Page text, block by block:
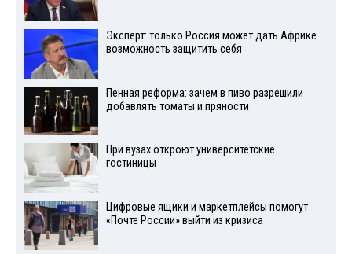
Эксперт: только Россия может дать Африке
возможность защитить себя
Пенная реформа: зачем в пиво разрешили
добавлять томаты и пряности
При вузах откроют университетские
гостиницы
Цифровые ящики и маркетплейсы помогут
«Почте России» выйти из кризиса